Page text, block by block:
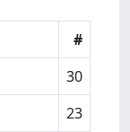
#
30
23